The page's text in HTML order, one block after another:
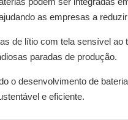
as empresas a
de lítio com tela sensível
paradas de produção.
o desenvolvimento de
e eficiente.